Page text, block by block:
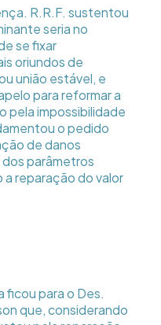
R.R.F. sustentou
seria no
se fixar
oriundos de
união estável, e
para reformar a
pela impossibilidade
o pedido
de danos
parâmetros
a reparação do valor
ficou para o Des.
que, considerando